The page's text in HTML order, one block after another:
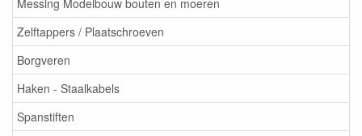
Messing Modelbouw bouten en moeren
Zelftappers / Plaatschroeven
Borgveren
Haken - Staalkabels
Spanstiften